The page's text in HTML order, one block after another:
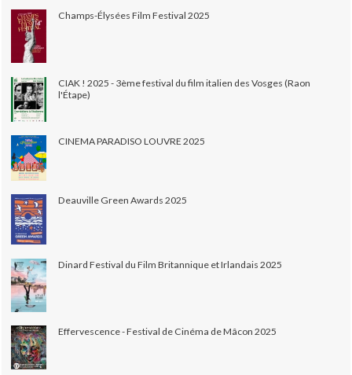
Champs-Élysées Film Festival 2025
CIAK ! 2025 - 3ème festival du film italien des Vosges (Raon
l'Étape)
CINEMA PARADISO LOUVRE 2025
Deauville Green Awards 2025
Dinard Festival du Film Britannique et Irlandais 2025
Effervescence - Festival de Cinéma de Mâcon 2025